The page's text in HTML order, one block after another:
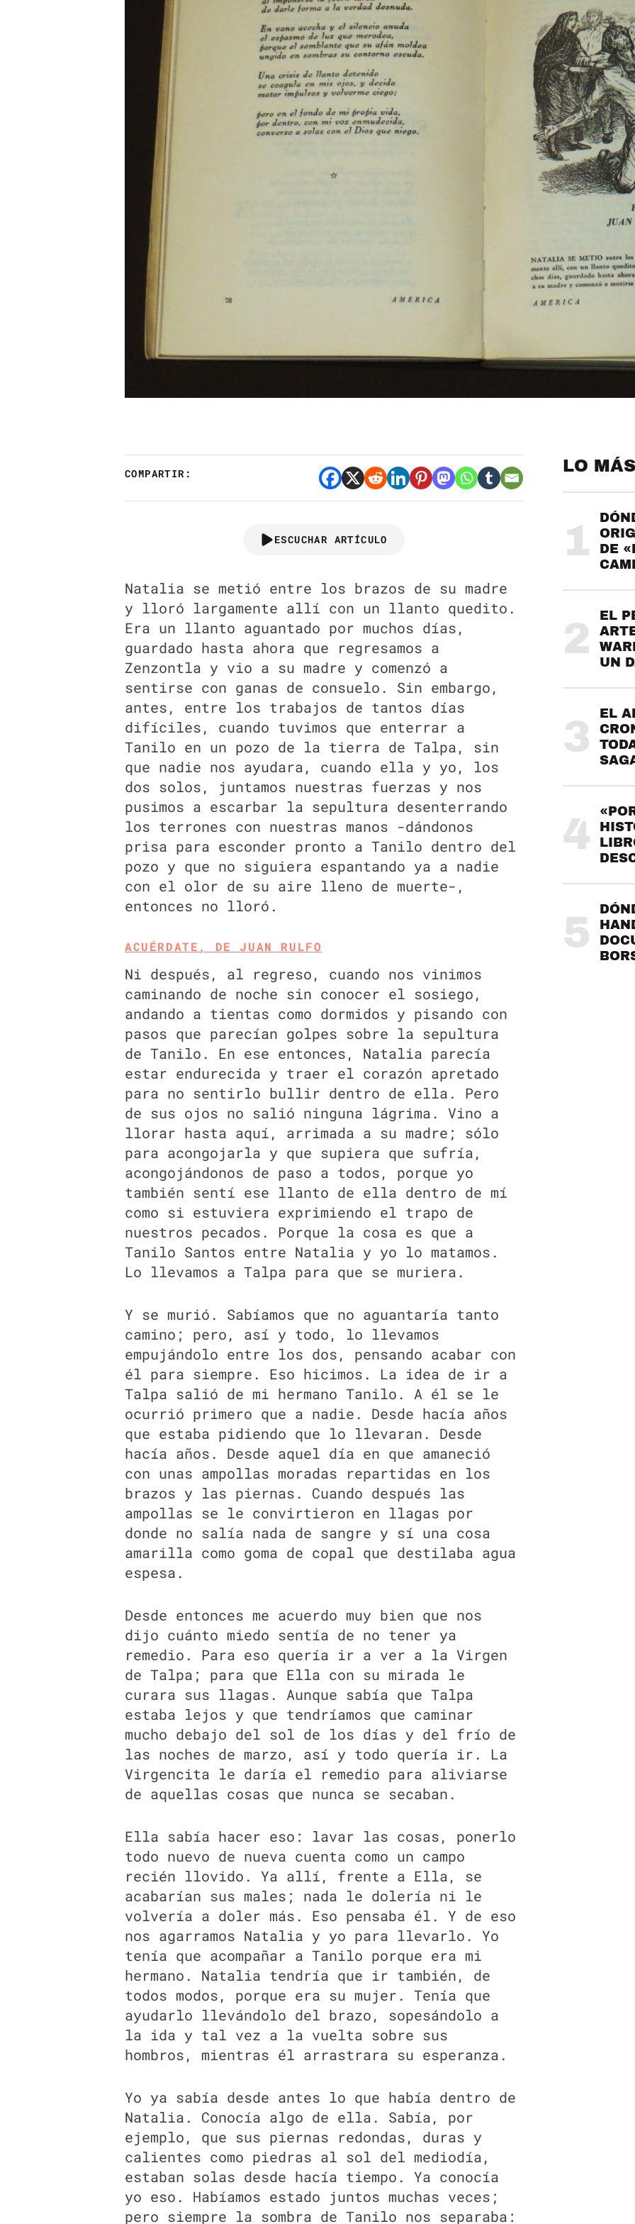
COMPARTIR:
ESCUCHAR ARTÍCULO
Natalia se metió entre los brazos de su madre
y lloró largamente allí con un llanto quedito.
Era un llanto aguantado por muchos días,
guardado hasta ahora que regresamos a
Zenzontla y vio a su madre y comenzó a
sentirse con ganas de consuelo. Sin embargo,
antes, entre los trabajos de tantos días
difíciles, cuando tuvimos que enterrar a
Tanilo en un pozo de la tierra de Talpa, sin
que nadie nos ayudara, cuando ella y yo, los
dos solos, juntamos nuestras fuerzas y nos
pusimos a escarbar la sepultura desenterrando
los terrones con nuestras manos -dándonos
prisa para esconder pronto a Tanilo dentro del
pozo y que no siguiera espantando ya a nadie
con el olor de su aire lleno de muerte-,
entonces no lloró.
ACUÉRDATE, DE JUAN RULFO
Ni después, al regreso, cuando nos vinimos
caminando de noche sin conocer el sosiego,
andando a tientas como dormidos y pisando con
pasos que parecían golpes sobre la sepultura
de Tanilo. En ese entonces, Natalia parecía
estar endurecida y traer el corazón apretado
para no sentirlo bullir dentro de ella. Pero
de sus ojos no salió ninguna lágrima. Vino a
llorar hasta aquí, arrimada a su madre; sólo
para acongojarla y que supiera que sufría,
acongojándonos de paso a todos, porque yo
también sentí ese llanto de ella dentro de mí
como si estuviera exprimiendo el trapo de
nuestros pecados. Porque la cosa es que a
Tanilo Santos entre Natalia y yo lo matamos.
Lo llevamos a Talpa para que se muriera.
Y se murió. Sabíamos que no aguantaría tanto
camino; pero, así y todo, lo llevamos
empujándolo entre los dos, pensando acabar con
él para siempre. Eso hicimos. La idea de ir a
Talpa salió de mi hermano Tanilo. A él se le
ocurrió primero que a nadie. Desde hacía años
que estaba pidiendo que lo llevaran. Desde
hacía años. Desde aquel día en que amaneció
con unas ampollas moradas repartidas en los
brazos y las piernas. Cuando después las
ampollas se le convirtieron en llagas por
donde no salía nada de sangre y sí una cosa
amarilla como goma de copal que destilaba agua
espesa.
Desde entonces me acuerdo muy bien que nos
dijo cuánto miedo sentía de no tener ya
remedio. Para eso quería ir a ver a la Virgen
de Talpa; para que Ella con su mirada le
curara sus llagas. Aunque sabía que Talpa
estaba lejos y que tendríamos que caminar
mucho debajo del sol de los días y del frío de
las noches de marzo, así y todo quería ir. La
Virgencita le daría el remedio para aliviarse
de aquellas cosas que nunca se secaban.
Ella sabía hacer eso: lavar las cosas, ponerlo
todo nuevo de nueva cuenta como un campo
recién llovido. Ya allí, frente a Ella, se
acabarían sus males; nada le dolería ni le
volvería a doler más. Eso pensaba él. Y de eso
nos agarramos Natalia y yo para llevarlo. Yo
tenía que acompañar a Tanilo porque era mi
hermano. Natalia tendría que ir también, de
todos modos, porque era su mujer. Tenía que
ayudarlo llevándolo del brazo, sopesándolo a
la ida y tal vez a la vuelta sobre sus
hombros, mientras él arrastrara su esperanza.
Yo ya sabía desde antes lo que había dentro de
Natalia. Conocía algo de ella. Sabía, por
ejemplo, que sus piernas redondas, duras y
calientes como piedras al sol del mediodía,
estaban solas desde hacía tiempo. Ya conocía
yo eso. Habíamos estado juntos muchas veces;
pero siempre la sombra de Tanilo nos separaba:
LO
1
DE
2
EL
UN
3
EL
4
5